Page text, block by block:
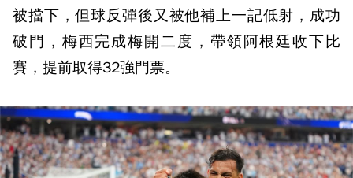
被擋下，但球反彈後又被他補上一記低射，成功
破門，梅西完成梅開二度，帶領阿根廷收下比
賽，提前取得32強門票。